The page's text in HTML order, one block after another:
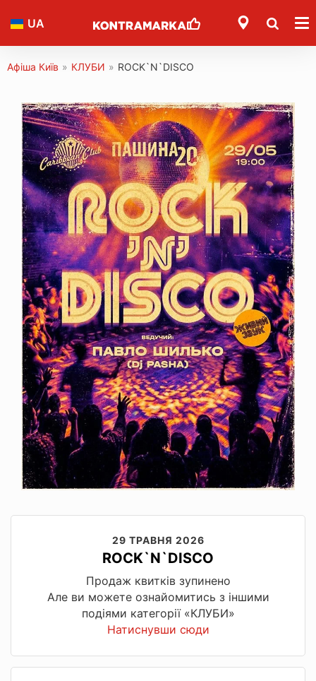
UA
Афіша Київ » КЛУБИ » ROCK`N`DISCO
29 ТРАВНЯ 2026
ROCK`N`DISCO
Продаж квитків зупинено
Але ви можете ознайомитись з іншими
подіями категорії «КЛУБИ»
Натиснувши сюди